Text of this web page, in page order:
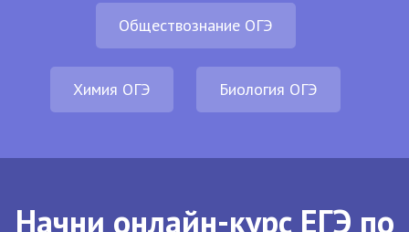
Обществознание ОГЭ
Химия ОГЭ Биология ОГЭ
Начни онлайн-курс ЕГЭ по